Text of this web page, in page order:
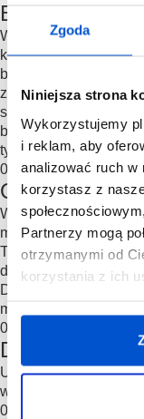
Zgoda
Niniejsza strona
Wykorzystujemy
i reklam, aby
analizować ruch w
korzystasz z
Partnerzy mogą
otrzymanymi od
korzystania z ich
Bezpłatna
Wypełniasz
konsultację. W
biznesowe, plany i
zdefiniujemy kryteria
sprawdzą się w
będziemy mogli
tym od razu.
02
Oferta
W przesłanej ofercie
modele maszyn do
Twoją linią
dokładne wyliczenia
Dowiesz się także,
maszyny od momentu
03
Decyzja o
Uzgadniamy kwestię
wspólnie ustalamy
04